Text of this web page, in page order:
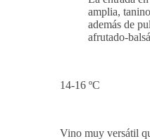
La entrada en
amplia,